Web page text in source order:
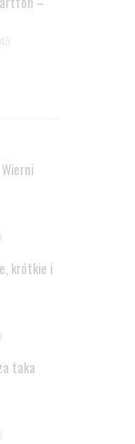
krótkie i
taka